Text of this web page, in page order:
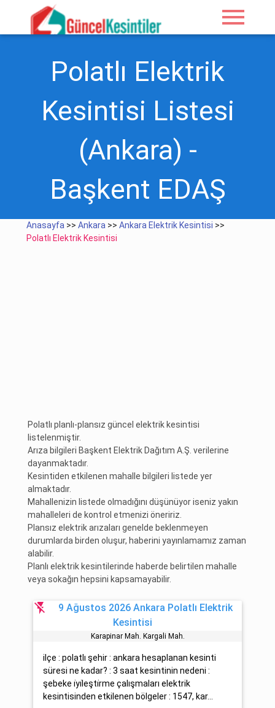
menu
Polatlı Elektrik
Kesintisi Listesi
(Ankara) -
Başkent EDAŞ
Anasayfa >>Ankara >>Ankara Elektrik Kesintisi >>
Polatlı Elektrik Kesintisi
Polatlı planlı-plansız güncel elektrik kesintisi
listelenmiştir.
Arıza bilgileri Başkent Elektrik Dağıtım A.Ş. verilerine
dayanmaktadır.
Kesintiden etkilenen mahalle bilgileri listede yer
almaktadır.
Mahallenizin listede olmadığını düşünüyor iseniz yakın
mahalleleri de kontrol etmenizi öneririz.
Plansız elektrik arızaları genelde beklenmeyen
durumlarda birden oluşur, haberini yayınlamamız zaman
alabilir.
Planlı elektrik kesintilerinde haberde belirtilen mahalle
veya sokağın hepsini kapsamayabilir.
flash_off
9 Ağustos 2026 Ankara Polatlı Elektrik
Kesintisi
Karapinar Mah. Kargali Mah.
ilçe : polatlı şehir : ankara hesaplanan kesinti
süresi ne kadar? : 3 saat kesintinin nedeni :
şebeke i̇yi̇leşti̇rme çalışmaları elektrik
kesintisinden etkilenen bölgeler : 1547, kar...